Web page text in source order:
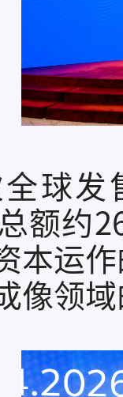
球发
额约
本运
像领